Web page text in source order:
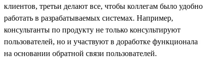
клиентов, третьи делают все, чтобы коллегам было удобно
работать в разрабатываемых системах. Например,
консультанты по продукту не только консультируют
пользователей, но и участвуют в доработке функционала
на основании обратной связи пользователей.